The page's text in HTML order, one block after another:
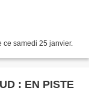
samedi 25 janvier.
: EN PISTE